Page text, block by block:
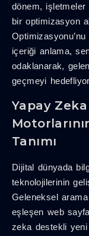
dönem,
bir optimizasyon
Optimizasyonu’nu
içeriği anlama,
odaklanarak,
geçmeyi
Yapay
Tanımı
Dijital dünyada
teknolojilerinin
Geleneksel arama
eşleşen web
zeka destekli